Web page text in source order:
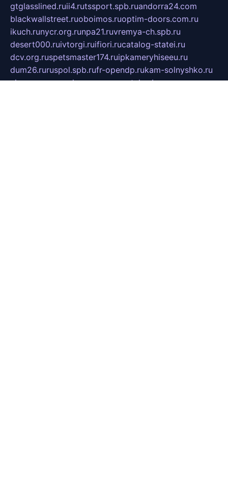
gtglasslined.ruii4.rutssport.spb.ruandorra24.com
blackwallstreet.ruoboimos.ruoptim-doors.com.ru
ikuch.runycr.org.runpa21.ruvremya-ch.spb.ru
desert000.ruivtorgi.ruifiori.rucatalog-statei.ru
dcv.org.ruspetsmaster174.ruipkameryhiseeu.ru
dum26.ruruspol.spb.rufr-opendp.rukam-solnyshko.ru
cheyenne-arapaho.rusevzapmetal.spb.ru